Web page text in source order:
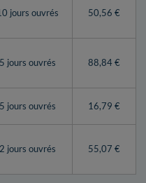
jours ouvrés 50,56 €
5 jours ouvrés 88,84 €
5 jours ouvrés 16,79 €
2 jours ouvrés 55,07 €